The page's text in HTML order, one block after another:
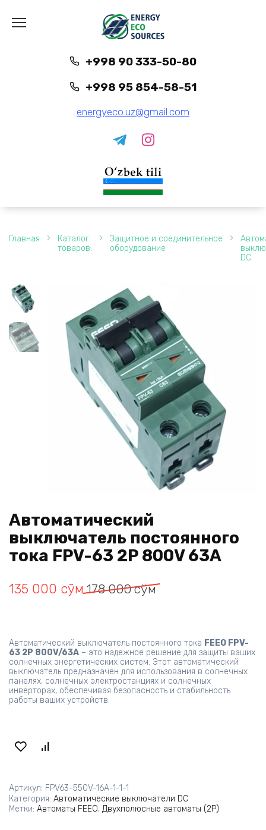
содержанию
+998 90 333-50-80
+998 95 854-58-51
energyeco.uz@gmail.com
Главная
Каталог
товаров.
Защитное и соединительное
оборудование
DC
Автоматический
выключатель постоянного
тока FPV-63 2P 800V 63A
178 000сўм
Первоначальная
135 000 сўм
Текущая
Автоматический выключатель постоянного тока FEEO FPV-
63 2P 800V/63A – это надежное решение для защиты ваших
солнечных энергетических систем. Этот автоматический
выключатель предназначен для использования в солнечных
панелях, солнечных электростанциях и солнечных
инверторах, обеспечивая безопасность и стабильность
работы ваших устройств.
Артикул: FPV63-550V-16A-1-1-1
Категория: Автоматические выключатели DC
Метки: Автоматы FEEO, Двухполюсные автоматы (2P)